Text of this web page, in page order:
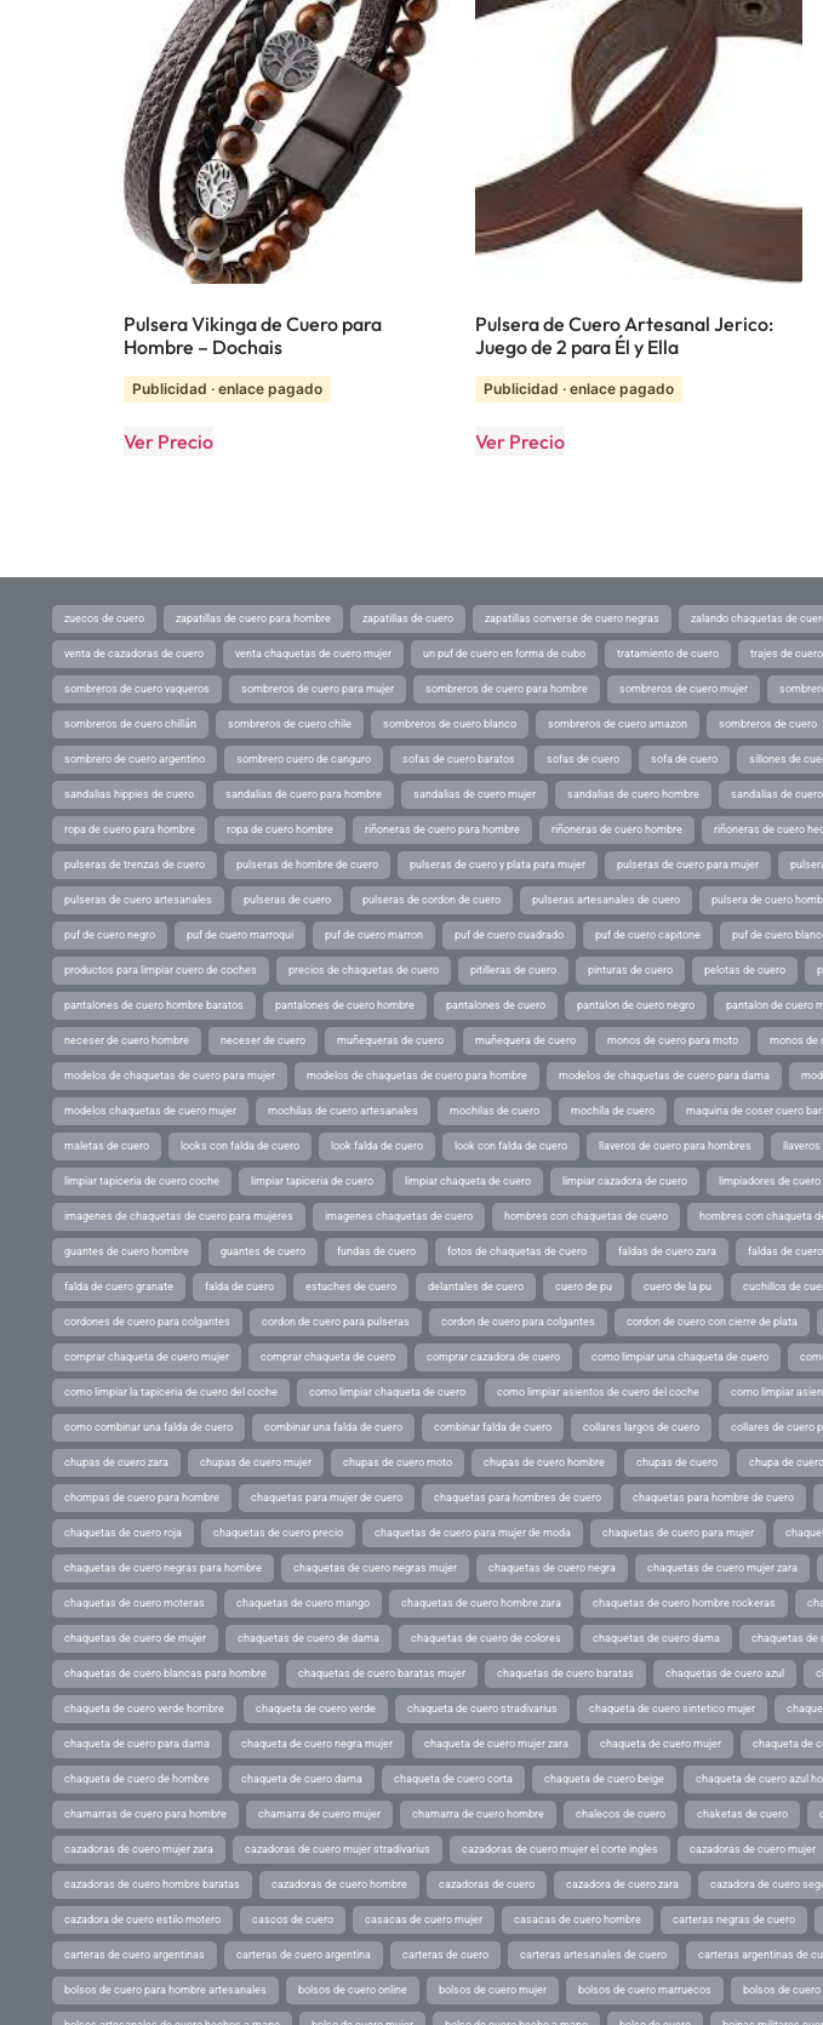
Pulsera Vikinga de Cuero para
Hombre – Dochais
Publicidad · enlace pagado
Ver Precio
Pulsera de Cuero Artesanal Jerico:
Juego de 2 para Él y Ella
Publicidad · enlace pagado
Ver Precio
zuecos de cuero zapatillas de cuero para hombre zapatillas de cuero zapatillas converse de cuero negras zalando chaquetas de
venta de cazadoras de cuero venta chaquetas de cuero mujer un puf de cuero en forma de cubo tratamiento de cuero trajes de
sombreros de cuero vaqueros sombreros de cuero para mujer sombreros de cuero para hombre sombreros de cuero mujer
sombreros de cuero chillán sombreros de cuero chile sombreros de cuero blanco sombreros de cuero amazon sombreros de cuero
sombrero de cuero argentino sombrero cuero de canguro sofas de cuero baratos sofas de cuero sofa de cuero sillones de
sandalias hippies de cuero sandalias de cuero para hombre sandalias de cuero mujer sandalias de cuero hombre sandalias de
ropa de cuero para hombre ropa de cuero hombre riñoneras de cuero para hombre riñoneras de cuero hombre riñoneras de cuero
pulseras de trenzas de cuero pulseras de hombre de cuero pulseras de cuero y plata para mujer pulseras de cuero para mujer
pulseras de cuero artesanales pulseras de cuero pulseras de cordon de cuero pulseras artesanales de cuero pulsera de cuero
puf de cuero negro puf de cuero marroqui puf de cuero marron puf de cuero cuadrado puf de cuero capitone puf de cuero
productos para limpiar cuero de coches precios de chaquetas de cuero pitilleras de cuero pinturas de cuero pelotas de cuero
pantalones de cuero hombre baratos pantalones de cuero hombre pantalones de cuero pantalon de cuero negro pantalon de cuero
neceser de cuero hombre neceser de cuero muñequeras de cuero muñequera de cuero monos de cuero para moto monos de
modelos de chaquetas de cuero para mujer modelos de chaquetas de cuero para hombre modelos de chaquetas de cuero para dama
modelos chaquetas de cuero mujer mochilas de cuero artesanales mochilas de cuero mochila de cuero maquina de coser cuero
maletas de cuero looks con falda de cuero look falda de cuero look con falda de cuero llaveros de cuero para hombres
limpiar tapiceria de cuero coche limpiar tapiceria de cuero limpiar chaqueta de cuero limpiar cazadora de cuero limpiadores de cuero
imagenes de chaquetas de cuero para mujeres imagenes chaquetas de cuero hombres con chaquetas de cuero hombres con chaqueta
guantes de cuero hombre guantes de cuero fundas de cuero fotos de chaquetas de cuero faldas de cuero zara faldas de
falda de cuero granate falda de cuero estuches de cuero delantales de cuero cuero de pu cuero de la pu cuchillos de
cordones de cuero para colgantes cordon de cuero para pulseras cordon de cuero para colgantes cordon de cuero con cierre de plata
comprar chaqueta de cuero mujer comprar chaqueta de cuero comprar cazadora de cuero como limpiar una chaqueta de cuero
como limpiar la tapiceria de cuero del coche como limpiar chaqueta de cuero como limpiar asientos de cuero del coche como limpiar
como combinar una falda de cuero combinar una falda de cuero combinar falda de cuero collares largos de cuero collares de cuero
chupas de cuero zara chupas de cuero mujer chupas de cuero moto chupas de cuero hombre chupas de cuero chupa de
chompas de cuero para hombre chaquetas para mujer de cuero chaquetas para hombres de cuero chaquetas para hombre de cuero
chaquetas de cuero roja chaquetas de cuero precio chaquetas de cuero para mujer de moda chaquetas de cuero para mujer
chaquetas de cuero negras para hombre chaquetas de cuero negras mujer chaquetas de cuero negra chaquetas de cuero mujer zara
chaquetas de cuero moteras chaquetas de cuero mango chaquetas de cuero hombre zara chaquetas de cuero hombre rockeras
chaquetas de cuero de mujer chaquetas de cuero de dama chaquetas de cuero de colores chaquetas de cuero dama chaquetas de
chaquetas de cuero blancas para hombre chaquetas de cuero baratas mujer chaquetas de cuero baratas chaquetas de cuero azul
chaqueta de cuero verde hombre chaqueta de cuero verde chaqueta de cuero stradivarius chaqueta de cuero sintetico mujer
chaqueta de cuero para dama chaqueta de cuero negra mujer chaqueta de cuero mujer zara chaqueta de cuero mujer chaqueta de
chaqueta de cuero de hombre chaqueta de cuero dama chaqueta de cuero corta chaqueta de cuero beige chaqueta de cuero azul
chamarras de cuero para hombre chamarra de cuero mujer chamarra de cuero hombre chalecos de cuero chaketas de cuero
cazadoras de cuero mujer zara cazadoras de cuero mujer stradivarius cazadoras de cuero mujer el corte ingles cazadoras de cuero mujer
cazadoras de cuero hombre baratas cazadoras de cuero hombre cazadoras de cuero cazadora de cuero zara cazadora de cuero
cazadora de cuero estilo motero cascos de cuero casacas de cuero mujer casacas de cuero hombre carteras negras de cuero
carteras de cuero argentinas carteras de cuero argentina carteras de cuero carteras artesanales de cuero carteras argentinas de
bolsos de cuero para hombre artesanales bolsos de cuero online bolsos de cuero mujer bolsos de cuero marruecos bolsos de